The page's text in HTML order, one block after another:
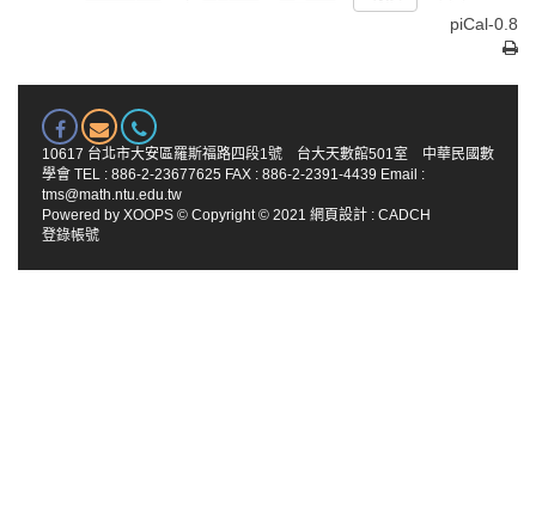
piCal-0.8
10617 台北市大安區羅斯福路四段1號 台大天數館501室 中華民國數
學會 TEL : 886-2-23677625 FAX : 886-2-2391-4439 Email :
tms@math.ntu.edu.tw
Powered by XOOPS © Copyright © 2021 網頁設計 : CADCH
登錄帳號